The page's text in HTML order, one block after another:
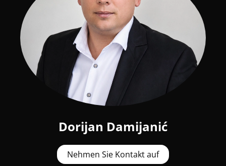
Dorijan Damijanić
Nehmen Sie Kontakt auf